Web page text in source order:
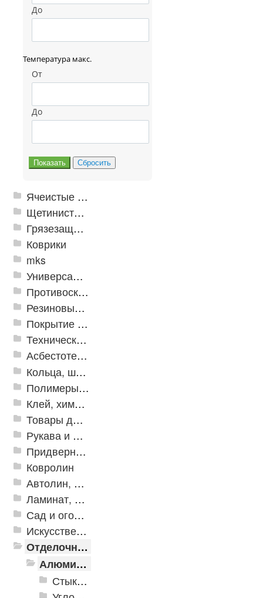
До
Температура макс.
От
До
Ячеистые грязезащитные покрытия
Щетинистые покрытия
Грязезащитные, влаговпитывающие покрытия
Коврики
mks
Универсальные модульные покрытия
Противоскользящая защита для лестниц, профили, ленты
Резиновые и ПВХ дорожки
Покрытие из резиновой крошки
Техническая резина
Асбестотехнические и теплоизоляционные материалы
Кольца, шайбы, манжеты
Полимеры и пластики
Клей, химия, сопутствующие товары
Товары для дома
Рукава и шланги промышленные
Придверные решетки
Ковролин
Автолин, Транслин, Линолеум
Ламинат, Кварцвиниловая плитка SPC
Сад и огород
Искусственная трава
Отделочные профили
Алюминиевые пороги
Стыкоперекрывающие алюминиевые пороги